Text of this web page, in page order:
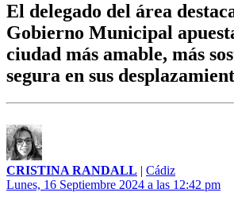
El delegado del área
Gobierno Municipal
ciudad más amable, más
segura en sus
CRISTINA RANDALL | Cádiz
Lunes, 16 Septiembre 2024 a las 12:42 pm